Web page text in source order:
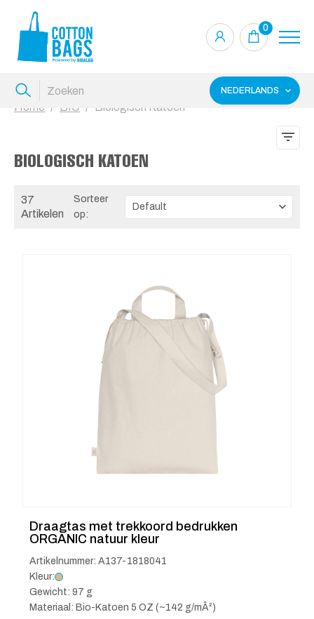
0
NEDERLANDS
Home BIO Biologisch Katoen
BIOLOGISCH KATOEN
37
Artikelen
Sorteer
op:
Draagtas met trekkoord bedrukken
ORGANIC natuur kleur
Artikelnummer: A137-1818041
Kleur:
Gewicht: 97 g
Materiaal: Bio-Katoen 5 OZ (~142 g/mÂ²)